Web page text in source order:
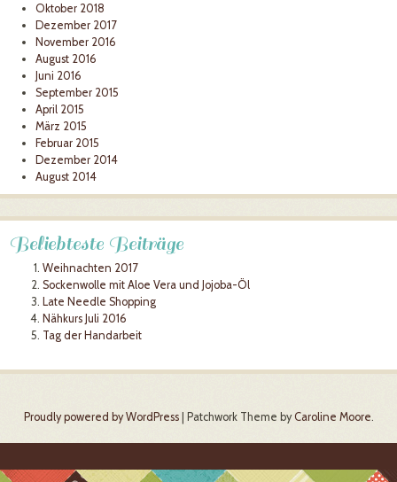
Oktober 2018
Dezember 2017
November 2016
August 2016
Juni 2016
September 2015
April 2015
März 2015
Februar 2015
Dezember 2014
August 2014
Beliebteste Beiträge
Weihnachten 2017
Sockenwolle mit Aloe Vera und Jojoba-Öl
Late Needle Shopping
Nähkurs Juli 2016
Tag der Handarbeit
Proudly powered by WordPress Patchwork Theme byCaroline Moore.